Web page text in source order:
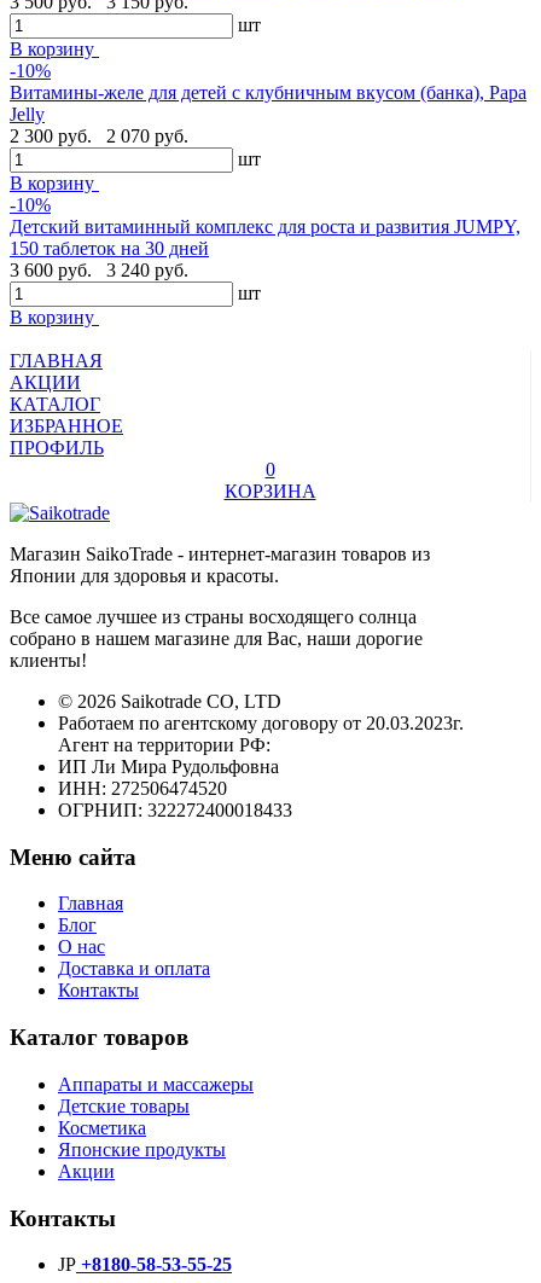
шт
В корзину
-10%
Витамины-желе для детей с клубничным вкусом (банка), Papa
Jelly
2 300 руб.
2 070 руб.
шт
В корзину
-10%
Детский витаминный комплекс для роста и развития JUMPY,
150 таблеток на 30 дней
3 600 руб.
3 240 руб.
шт
В корзину
ГЛАВНАЯ
АКЦИИ
КАТАЛОГ
ИЗБРАННОЕ
ПРОФИЛЬ
0
КОРЗИНА
Магазин SaikoTrade - интернет-магазин товаров из
Японии для здоровья и красоты.
Все самое лучшее из страны восходящего солнца
собрано в нашем магазине для Вас, наши дорогие
клиенты!
© 2026 Saikotrade CO, LTD
Работаем по агентскому договору от 20.03.2023г.
Агент на территории РФ:
ИП Ли Мира Рудольфовна
ИНН: 272506474520
ОГРНИП: 322272400018433
Меню сайта
Главная
Блог
О нас
Доставка и оплата
Контакты
Каталог товаров
Аппараты и массажеры
Детские товары
Косметика
Японские продукты
Акции
Контакты
JP +8180-58-53-55-25